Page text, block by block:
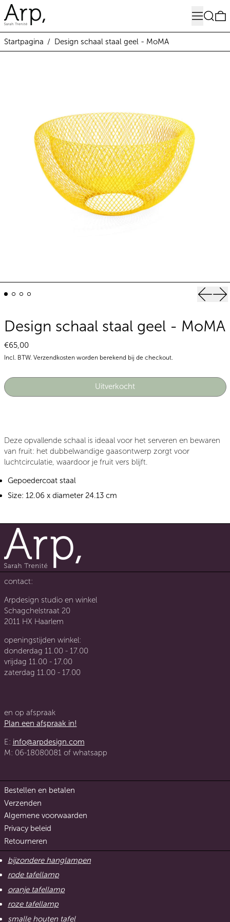
MenuZoeken
Startpagina / Design schaal staal geel - MoMA
Vorige
Design schaal staal geel - MoMA
Normale prijs
€65,00
Incl. BTW. Verzendkostenworden berekend bij de checkout.
Uitverkocht
Deze opvallende schaal is ideaal voor het serveren en bewaren
van fruit: het dubbelwandige gaasontwerp zorgt voor
luchtcirculatie, waardoor je fruit vers blijft.
Gepoedercoat staal
Size: 12.06 x diameter 24.13 cm
contact:
Arpdesign studio en winkel
Schagchelstraat 20
2011 HX Haarlem
openingstijden winkel:
donderdag 11.00 - 17.00
vrijdag 11.00 - 17.00
zaterdag 11.00 - 17.00
en op afspraak
Plan een afspraak in!
E: info@arpdesign.com
M: 06-18080081 of whatsapp
Bestellen en betalen
Verzenden
Algemene voorwaarden
Privacy beleid
Retourneren
bijzondere hanglampen
rode tafellamp
oranje tafellamp
roze tafellamp
smalle houten tafel